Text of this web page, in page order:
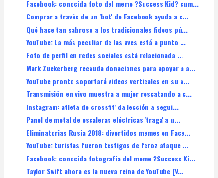
Facebook: conocida foto del meme ?Success Kid? cum...
Comprar a través de un 'bot' de Facebook ayuda a c...
Qué hace tan sabroso a los tradicionales fideos pú...
YouTube: La más peculiar de las aves está a punto ...
Foto de perfil en redes sociales está relacionada ...
Mark Zuckerberg recauda donaciones para apoyar a a...
YouTube pronto soportará videos verticales en su a...
Transmisión en vivo muestra a mujer rescatando a c...
Instagram: atleta de 'crossfit' da lección a segui...
Panel de metal de escaleras eléctricas 'traga' a u...
Eliminatorias Rusia 2018: divertidos memes en Face...
YouTube: turistas fueron testigos de feroz ataque ...
Facebook: conocida fotografía del meme ?Success Ki...
Taylor Swift ahora es la nueva reina de YouTube [V...